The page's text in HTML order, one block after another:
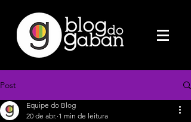
Post
Equipe do Blog
20 de abr. 1 min de leitura